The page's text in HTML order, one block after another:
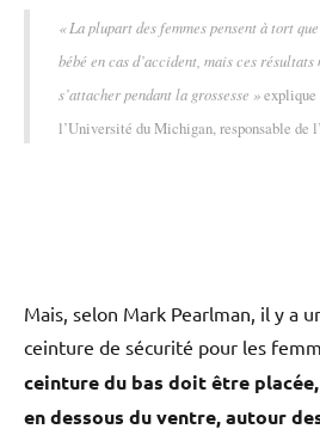
« La plupart des femmes pensent à tort
bébé en cas d’accident, mais ces
s’attacher pendant la grossesse »explique
l’Université du Michigan, responsable de
Mais, selon Mark Pearlman, il y a
ceinture de sécurité pour les
ceinture du bas doit être
en dessous du ventre, autour